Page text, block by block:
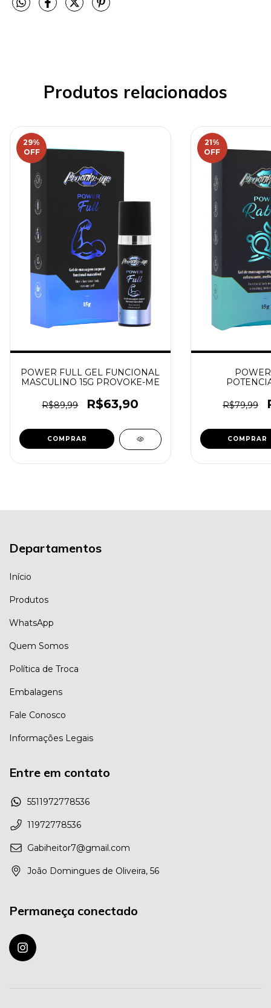
Produtos relacionados
29%
OFF
POWER FULL GEL FUNCIONAL
MASCULINO 15G PROVOKE-ME
R$89,99 R$63,90
21%
OFF
R$79,99
Departamentos
Início
Produtos
WhatsApp
Quem Somos
Política de Troca
Embalagens
Fale Conosco
Informações Legais
Entre em contato
5511972778536
11972778536
Gabiheitor7@gmail.com
João Domingues de Oliveira, 56
Permaneça conectado